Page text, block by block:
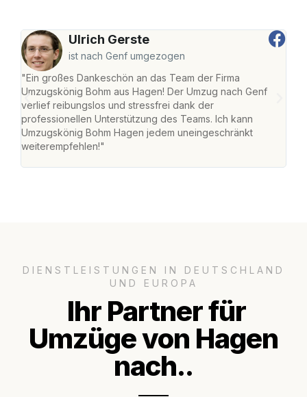
Ulrich Gerste
ist nach Genf umgezogen
"Ein großes Dankeschön an das Team der Firma
Umzugskönig Bohm aus Hagen! Der Umzug nach Genf
verlief reibungslos und stressfrei dank der
professionellen Unterstützung des Teams. Ich kann
Umzugskönig Bohm Hagen jedem uneingeschränkt
weiterempfehlen!"
DIENSTLEISTUNGEN IN DEUTSCHLAND
UND EUROPA
Ihr Partner für
Umzüge von Hagen
nach..